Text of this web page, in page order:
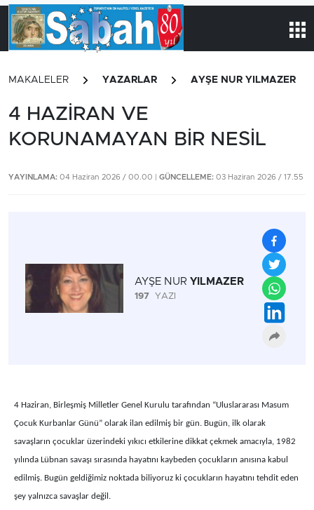
MAKALELER YAZARLAR AYŞE NUR YILMAZER
4 HAZİRAN VE
KORUNAMAYAN BİR NESİL
YAYINLAMA: 04 Haziran 2026 / 00.00 | GÜNCELLEME: 03 Haziran 2026 / 17.55
AYŞE NUR YILMAZER
197 YAZI
4 Haziran, Birleşmiş Milletler Genel Kurulu tarafından “Uluslararası Masum
Çocuk Kurbanlar Günü” olarak ilan edilmiş bir gün. Bugün, ilk olarak
savaşların çocuklar üzerindeki yıkıcı etkilerine dikkat çekmek amacıyla, 1982
yılında Lübnan savaşı sırasında hayatını kaybeden çocukların anısına kabul
edilmiş. Bugün geldiğimiz noktada biliyoruz ki çocukların hayatını tehdit eden
şey yalnızca savaşlar değil.